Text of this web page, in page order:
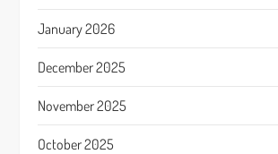
January 2026
December 2025
November 2025
October 2025